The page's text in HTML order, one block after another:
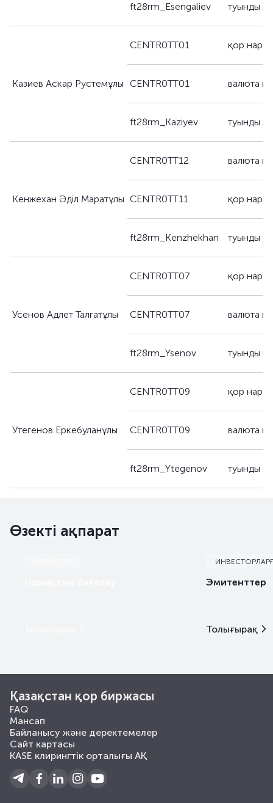
ft28rm_Esengaliev туынды
Казиев Аскар Рустемұлы
CENTR0TT01 қор
CENTR0TT01 валюта
ft28rm_Kaziyev туынды
Кенжехан Әділ Маратұлы
CENTR0TT12 валюта
CENTR0TT11 қор
ft28rm_Kenzhekhan туынды
Усенов Адлет Талгатұлы
CENTR0TT07 қор
CENTR0TT07 валюта
ft28rm_Ysenov туынды
Утегенов Еркебуланұлы
CENTR0TT09 қор
CENTR0TT09 валюта
ft28rm_Ytegenov туынды
Өзекті ақпарат
Эмитенттер
Толығырақ
Қазақстан қор биржасы
FAQ
Мансап
Байланысу және деректемелер
Сайт картасы
KASE клирингтік орталығы АҚ